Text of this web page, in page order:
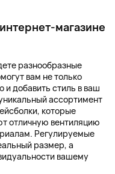
магазине
разнообразные
вам не только
и добавить стиль в ваш
ассортимент
которые
отличную вентиляцию
Регулируемые
размер, а
вашему